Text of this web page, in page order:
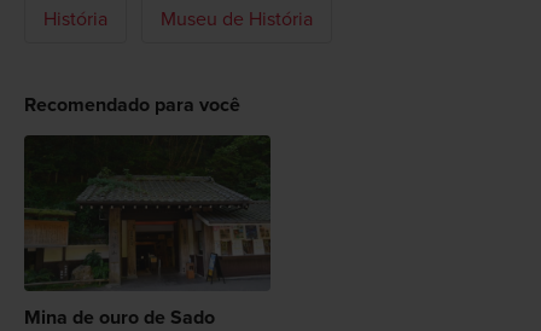
História Museu de História
Recomendado para você
Mina de ouro de Sado